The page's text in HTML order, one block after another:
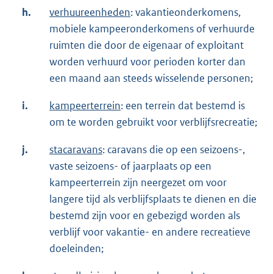
h. verhuureenheden: vakantieonderkomens,
mobiele kampeeronderkomens of verhuurde
ruimten die door de eigenaar of exploitant
worden verhuurd voor perioden korter dan
een maand aan steeds wisselende personen;
i. kampeerterrein: een terrein dat bestemd is
om te worden gebruikt voor verblijfsrecreatie;
j. stacaravans: caravans die op een seizoens-,
vaste seizoens- of jaarplaats op een
kampeerterrein zijn neergezet om voor
langere tijd als verblijfsplaats te dienen en die
bestemd zijn voor en gebezigd worden als
verblijf voor vakantie- en andere recreatieve
doeleinden;